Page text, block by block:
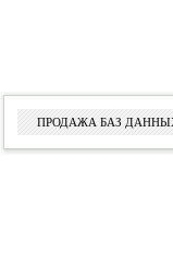
ПРОДАЖА БАЗ